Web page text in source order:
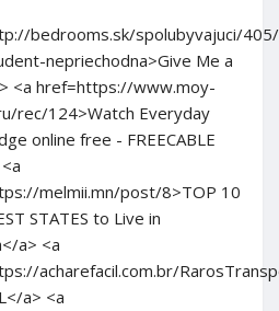
bedrooms.sk/spolubyvajuci/
nepriechodna>Give Me a
<a href=https://www.moy-
rec/124>Watch Everyday
online free - FREECABLE
melmii.mn/post/8>TOP 10
STATES to Live in
a> <a
acharefacil.com.br/
a> <a